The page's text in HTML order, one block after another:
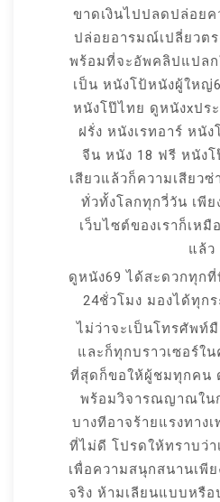
ขาดเงินไปปลดปล่อย
ปล่อยอารมณ์เปลี่ยวตร
พร้อมที่จะอัพคลิปแปล
เป็น หนังโป้หนังผู้ใหญ่
หนังโป๊ไทย ดูหนังxปร
ฝรั่ง หนังเรทอาร์ หนัง
จีน หนัง 18 ฟรี หนัง
เสียวแล้วก็ความเสียว
ทั่วทั้งโลกทุกวี่วัน เพี
เว็บไซต์ของเราก็เห
แล้ว
ดูหนัง69 ได้สะดวกทุก
24ชั่วโมง มองได้ทุก
ไม่ว่าจะเป็นโทรศัพท์
และก็ทุกบราวเซอร์ใ
ที่สุดก็ขอให้ผู้ชมทุกคน
พร้อมวิจารณญาณใน
บางทีอาจร้ายแรงทาง
ที่ไม่ดี โปรดให้ทราบว่า
เพื่อความสนุกสนานเพี
จริง ห้ามเลียนแบบหรื